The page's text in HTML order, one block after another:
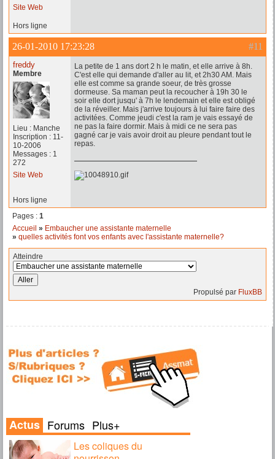
Site Web
Hors ligne
#11
26-01-2010 17:23:28
freddy
Membre
Lieu : Manche
Inscription : 11-
10-2006
Messages : 1
272
Site Web
La petite de 1 ans dort 2 h le matin, et elle arrive à 8h.
C'est elle qui demande d'aller au lit, et 2h30 AM. Mais
elle est comme sa grande soeur, de très grosse
dormeuse. Sa maman peut la recoucher à 19h 30 le
soir elle dort jusqu' à 7h le lendemain et elle est obligé
de la réveiller. Mais j'arrive toujours à lui faire faire des
activitées. Comme jeudi c'est la ram je vais essayé de
ne pas la faire dormir. Mais à midi ce ne sera pas
gagné car je vais avoir droit au pleure pendant tout le
repas.
Hors ligne
Pages : 1
Accueil » Embaucher une assistante maternelle
» quelles activités font vos enfants avec l'assistante maternelle?
Atteindre
Propulsé par FluxBB